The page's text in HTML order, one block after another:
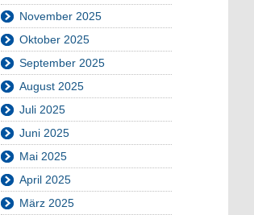
November 2025
Oktober 2025
September 2025
August 2025
Juli 2025
Juni 2025
Mai 2025
April 2025
März 2025